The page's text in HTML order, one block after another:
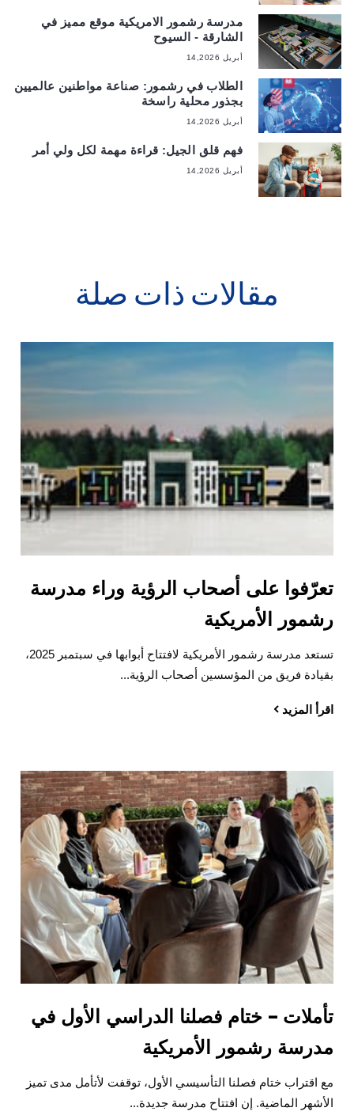
مدرسة رشمور الامريكية موقع مميز في
الشارقة - السيوح
أبريل 14,2026
الطلاب في رشمور: صناعة مواطنين عالميين
بجذور محلية راسخة
أبريل 14,2026
فهم قلق الجيل: قراءة مهمة لكل ولي أمر
أبريل 14,2026
مقالات ذات صلة
تعرّفوا على أصحاب الرؤية وراء مدرسة
رشمور الأمريكية
تستعد مدرسة رشمور الأمريكية لافتتاح أبوابها في سبتمبر 2025،
بقيادة فريق من المؤسسين أصحاب الرؤية...
اقرأ المزيد
تأملات – ختام فصلنا الدراسي الأول في
مدرسة رشمور الأمريكية
مع اقتراب ختام فصلنا التأسيسي الأول، توقفت لأتأمل مدى تميز
الأشهر الماضية. إن افتتاح مدرسة جديدة...